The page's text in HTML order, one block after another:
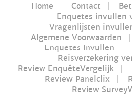
Home Contact
Enquetes invullen
Vragenlijsten
Algemene Voorwaarden
Enquetes Invullen
Reisverzekering
Review EnquêteVergelijk
Review Panelclix
Review